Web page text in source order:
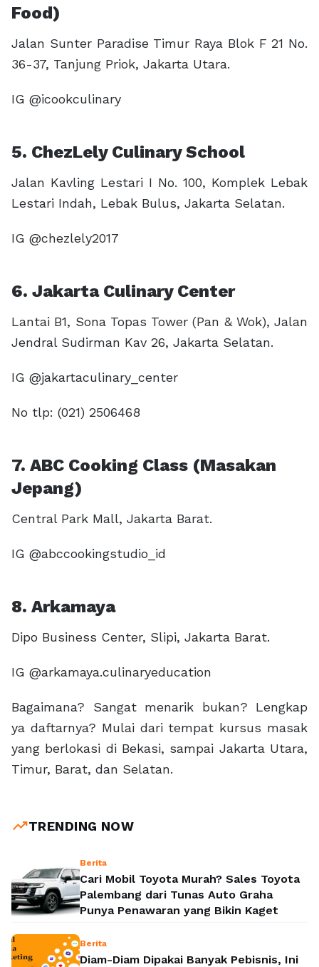
Food)
Jalan Sunter Paradise Timur Raya Blok F 21 No.
36-37, Tanjung Priok, Jakarta Utara.
IG @icookculinary
5. ChezLely Culinary School
Jalan Kavling Lestari I No. 100, Komplek Lebak
Lestari Indah, Lebak Bulus, Jakarta Selatan.
IG @chezlely2017
6. Jakarta Culinary Center
Lantai B1, Sona Topas Tower (Pan & Wok), Jalan
Jendral Sudirman Kav 26, Jakarta Selatan.
IG @jakartaculinary_center
No tlp: (021) 2506468
7. ABC Cooking Class (Masakan
Jepang)
Central Park Mall, Jakarta Barat.
IG @abccookingstudio_id
8. Arkamaya
Dipo Business Center, Slipi, Jakarta Barat.
IG @arkamaya.culinaryeducation
Bagaimana? Sangat menarik bukan? Lengkap
ya daftarnya? Mulai dari tempat kursus masak
yang berlokasi di Bekasi, sampai Jakarta Utara,
Timur, Barat, dan Selatan.
trending_upTRENDING NOW
Berita
Cari Mobil Toyota Murah? Sales Toyota
Palembang dari Tunas Auto Graha
Punya Penawaran yang Bikin Kaget
Berita
Diam-Diam Dipakai Banyak Pebisnis, Ini